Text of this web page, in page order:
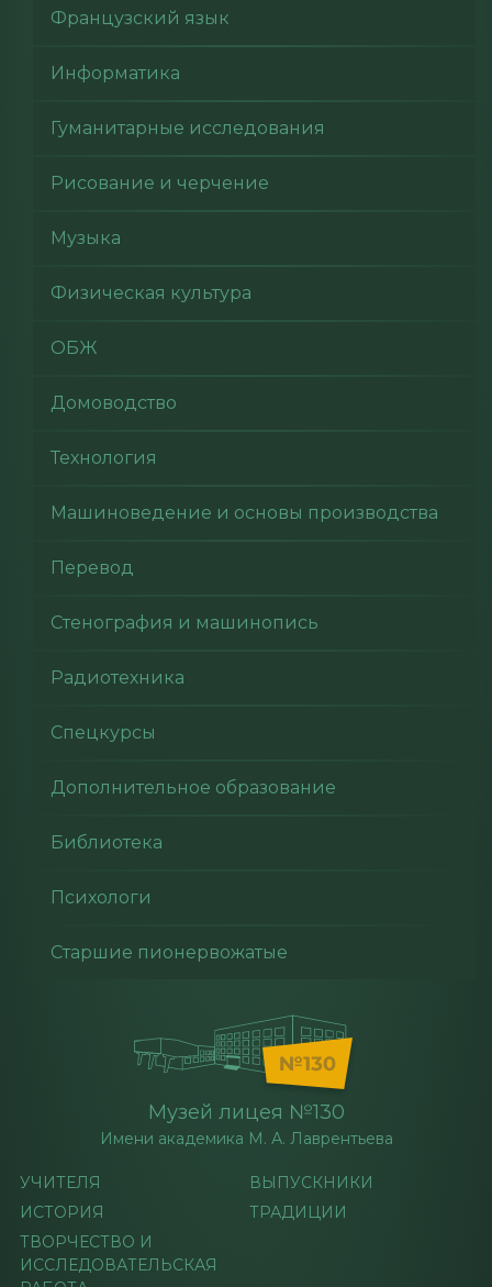
Французский язык
Информатика
Гуманитарные исследования
Рисование и черчение
Музыка
Физическая культура
ОБЖ
Домоводство
Технология
Машиноведение и основы производства
Перевод
Стенография и машинопись
Радиотехника
Спецкурсы
Дополнительное образование
Библиотека
Психологи
Старшие пионервожатые
Музей лицея №130
Имени академика М. А. Лаврентьева
УЧИТЕЛЯ
ВЫПУСКНИКИ
ИСТОРИЯ
ТРАДИЦИИ
ТВОРЧЕСТВО И
ИССЛЕДОВАТЕЛЬСКАЯ